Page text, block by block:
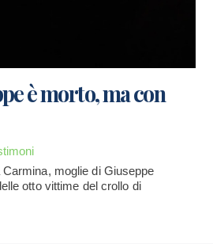
è morto, ma con
moglie di Giuseppe
otto vittime del crollo di